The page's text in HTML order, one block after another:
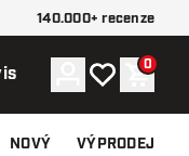
140.000+ recenze
ÚčetMůj seznam
0
NOVÝ VÝPRODEJ